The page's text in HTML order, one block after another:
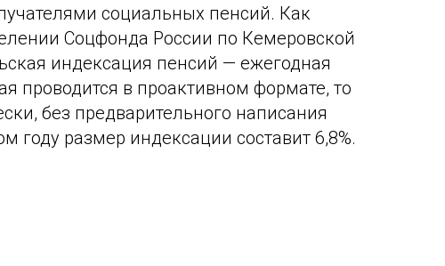
социальных пенсий. Как
Соцфонда России по Кемеровской
индексация пенсий — ежегодная
проводится в проактивном формате, то
без предварительного написания
году размер индексации составит 6,8%.